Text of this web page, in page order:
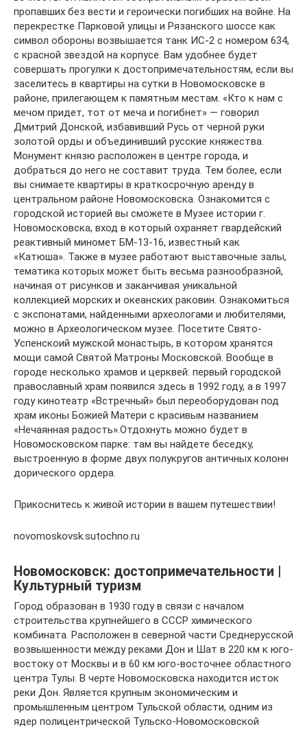
пропавших без вести и героически погибших на войне. На
перекрестке Парковой улицы и Рязанского шоссе как
символ обороны возвышается танк ИС-2 с номером 634,
с красной звездой на корпусе. Вам удобнее будет
совершать прогулки к достопримечательностям, если вы
заселитесь в квартиры на сутки в Новомосковске в
районе, прилегающем к памятным местам. «Кто к нам с
мечом придет, тот от меча и погибнет» — говорил
Дмитрий Донской, избавивший Русь от черной руки
золотой орды и объединивший русские княжества.
Монумент князю расположен в центре города, и
добраться до него не составит труда. Тем более, если
вы снимаете квартиры в краткосрочную аренду в
центральном районе Новомосковска. Ознакомится с
городской историей вы сможете в Музее истории г.
Новомосковска, вход в который охраняет гвардейский
реактивный миномет БМ-13-16, известный как
«Катюша». Также в музее работают выставочные залы,
тематика которых может быть весьма разнообразной,
начиная от рисунков и заканчивая уникальной
коллекцией морских и океанских раковин. Ознакомиться
с экспонатами, найденными археологами и любителями,
можно в Археологическом музее. Посетите Свято-
Успенскоий мужской монастырь, в котором хранятся
мощи самой Святой Матроны Московской. Вообще в
городе несколько храмов и церквей: первый городской
православный храм появился здесь в 1992 году, а в 1997
году кинотеатр «Встречный» был переоборудован под
храм иконы Божией Матери с красивым названием
«Нечаянная радость».Отдохнуть можно будет в
Новомосковском парке: там вы найдете беседку,
выстроенную в форме двух полукругов античных колонн
дорического ордера.
Прикоснитесь к живой истории в вашем путешествии!
novomoskovsk.sutochno.ru
Новомосковск: достопримечательности |
Культурный туризм
Город образован в 1930 году в связи с началом
строительства крупнейшего в СССР химического
комбината. Расположен в северной части Среднерусской
возвышенности между реками Дон и Шат в 220 км к юго-
востоку от Москвы и в 60 км юго-восточнее областного
центра Тулы. В черте Новомосковска находится исток
реки Дон. Является крупным экономическим и
промышленным центром Тульской области, одним из
ядер полицентрической Тульско-Новомосковской